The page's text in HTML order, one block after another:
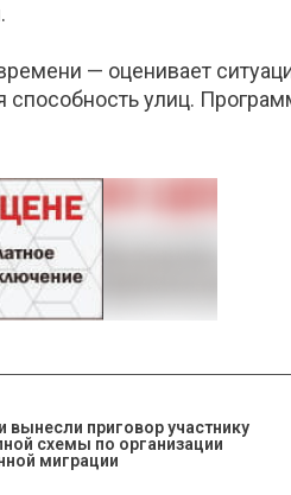
— оценивает
способность улиц.
вынесли приговор участнику
схемы по организации
миграции